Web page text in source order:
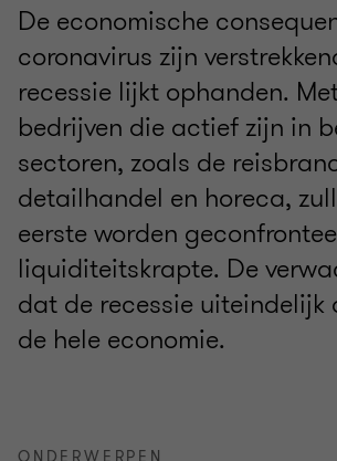
De economische
coronavirus zijn
recessie lijkt ophanden.
bedrijven die actief zijn in
sectoren, zoals de
detailhandel en horeca,
eerste worden
liquiditeitskrapte. De
dat de recessie uiteindelijk
de hele economie.
ONDERWERPEN